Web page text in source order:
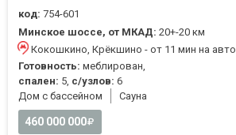
код: 754-601
Минское шоссе, от МКАД: 20+-20 км
Кокошкино, Крёкшино - от 11 мин на авто
Готовность: меблирован,
спален: 5, с/узлов: 6
Дом с бассейном
Cауна
460 000 000